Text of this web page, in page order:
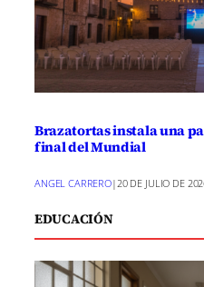
Brazatortas instala una
final del Mundial
ANGEL CARRERO|20 DE JULIO DE
EDUCACIÓN